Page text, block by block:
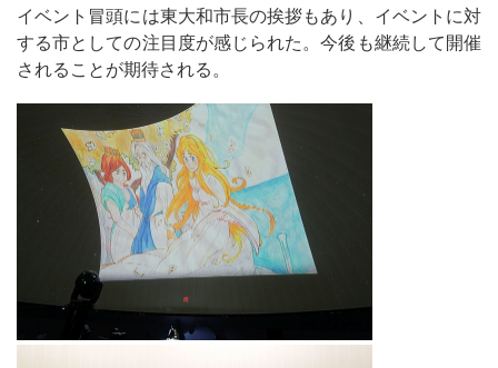
イベント冒頭には東大和市長の挨拶もあり、イベントに対
する市としての注目度が感じられた。今後も継続して開催
されることが期待される。